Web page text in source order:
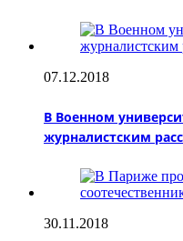
07.12.2018
В Военном
журналистским
30.11.2018